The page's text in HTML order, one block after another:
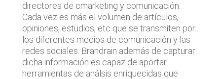
directores de cmarketing y comunicación.
Cada vez es más el volumen de artículos,
opiniones, estudios, etc que se transmiten por
los diferentes medios de comunicación y las
redes sociales. Brandrain además de capturar
dicha información es capaz de aportar
herramientas de análsis enriquecidas que